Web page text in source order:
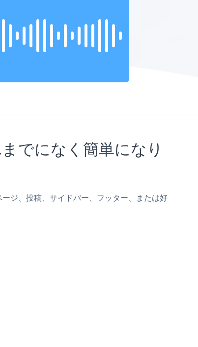
でになく簡単になり
ジ、投稿、サイドバー、フッター、または好